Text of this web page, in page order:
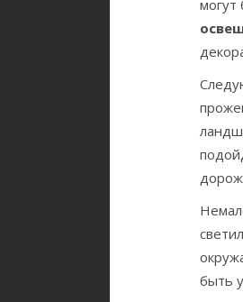
могут
быть